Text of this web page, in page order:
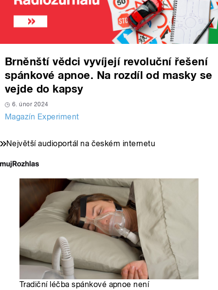
Brněnští vědci vyvíjejí revoluční řešení
spánkové apnoe. Na rozdíl od masky se
vejde do kapsy
6. únor 2024
Magazín Experiment
Největší audioportál na českém internetu
Tradiční léčba spánkové apnoe není